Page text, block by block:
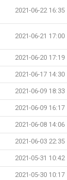
2021-06-22 16:35
2021-06-21 17:00
2021-06-20 17:19
2021-06-17 14:30
2021-06-09 18:33
2021-06-09 16:17
2021-06-08 14:06
2021-06-03 22:35
2021-05-31 10:42
2021-05-30 10:17